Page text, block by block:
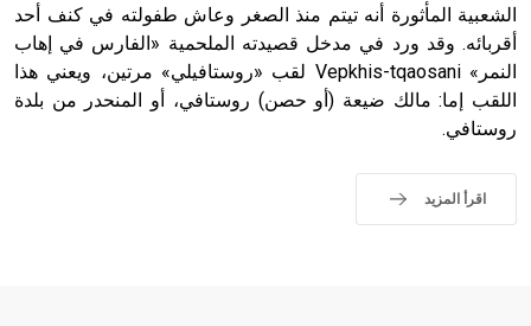
الملوك الذين حكموا مدينة إديسا (الرها) من أبجر الأول وحتى
التاسع، وهم ينتسبون إلى أسرة أوسروين
sign تكتب منفصلة غير متصلة، وتعتمد المبدأ الأكوروفوني،
الشعبية المأثورة أنه تيتم منذ الصغر وعاش طفولته في كنف أحد
أقربائه. وقد ورد في مدخل قصيدته الملحمية «الفارس في إهاب
النمر» Vepkhis-tqaosani لقب «روستافيلي» مرتين، ويعني هذا
اللقب إما: مالك ضيعة (أو حصن) روستافي، أو المنحدر من بلدة
روستافي.
اقرأ المزيد